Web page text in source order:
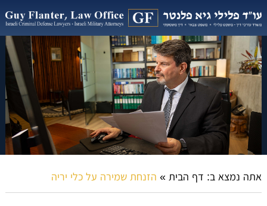
אתה נמצא ב: דף הבית » הזנחת שמירה על כלי יריה